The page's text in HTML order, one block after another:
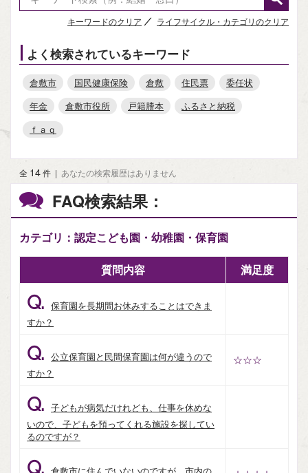
キーワードのクリア ライフサイクル・カテゴリのクリア
よく検索されているキーワード
倉敷市 国民健康保険 倉敷 住民票
委任状
年金
倉敷市役所 戸籍謄本
ふるさと納税
ｆａｑ
FAQ検索結果：
カテゴリ：認定こども園・幼稚園・保育園
全 14件 | あなたの検索履歴はありません
質問内容 満足度
Q. 保育園を長期間お休みすることはできま
すか？
Q. 公立保育園と民間保育園は何が違うので
すか？
☆☆☆
Q. 子どもが病気だけれども、仕事を休めな
いので、子どもを預ってくれる施設を探してい
るのですが？
Q.